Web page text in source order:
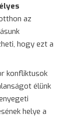
az
hogy ezt a
konfliktusok
élünk
helye a